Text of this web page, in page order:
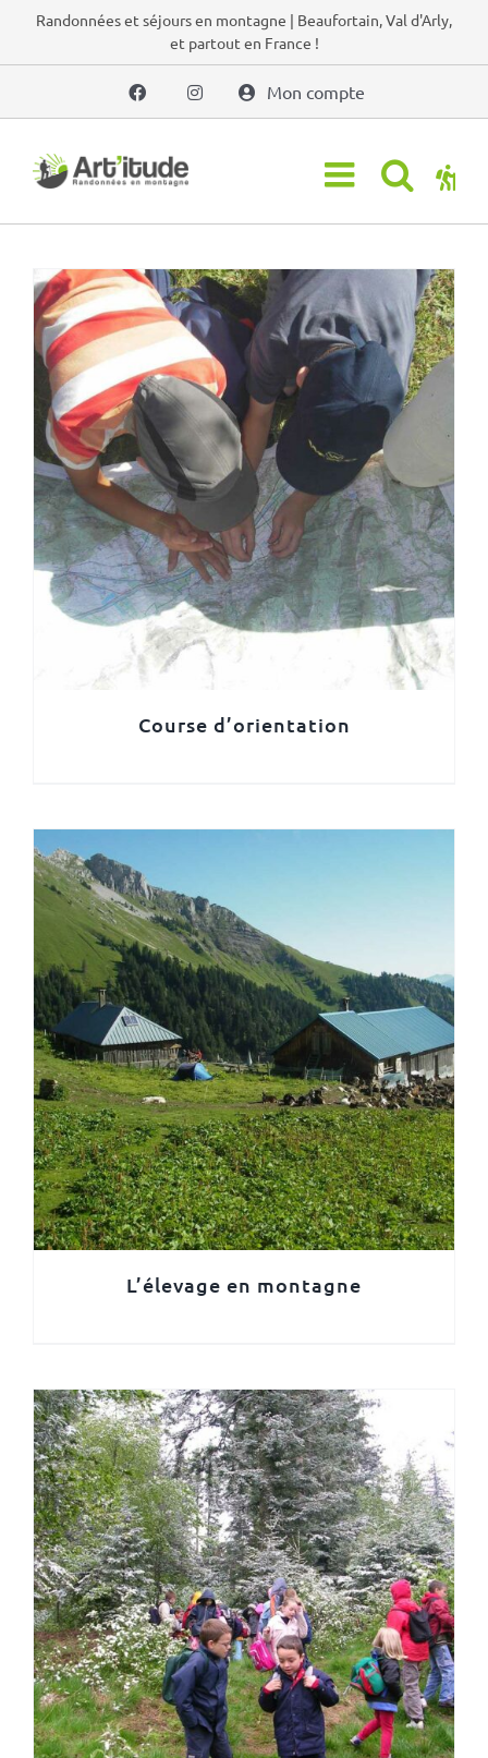
PasserRandonnées et séjours en montagne | Beaufortain, Val d'Arly,
et partout en France !
Mon compte
Course d’orientation
L’élevage en montagne